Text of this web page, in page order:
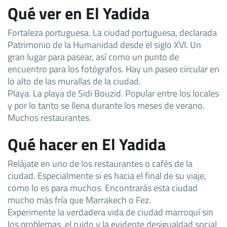
Qué ver en El Yadida
Fortaleza portuguesa. La ciudad portuguesa, declarada
Patrimonio de la Humanidad desde el siglo XVI. Un
gran lugar para pasear, así como un punto de
encuentro para los fotógrafos. Hay un paseo circular en
lo alto de las murallas de la ciudad.
Playa. La playa de Sidi Bouzid. Popular entre los locales
y por lo tanto se llena durante los meses de verano.
Muchos restaurantes.
Qué hacer en El Yadida
Relájate en uno de los restaurantes o cafés de la
ciudad. Especialmente si es hacia el final de su viaje,
como lo es para muchos. Encontrarás esta ciudad
mucho más fría que Marrakech o Fez.
Experimente la verdadera vida de ciudad marroquí sin
los problemas, el ruido y la evidente desigualdad social